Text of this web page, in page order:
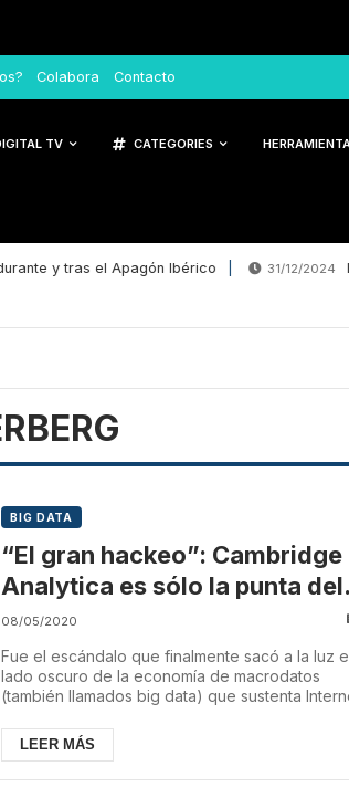
Colabora Contacto
TV CATEGORIES
y tras el Apagón Ibérico 31/12/2024
BIG DATA
“El gran hackeo”: Cambridge
Analytica es sólo la punta del
iceberg
08/05/2020
Fue el escándalo que finalmente sacó a la luz
lado oscuro de la economía de macrodatos
(también llamados big data) que sustenta
LEER MÁS